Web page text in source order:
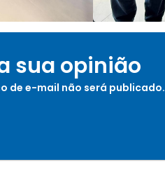
sua opinião
de e-mail não será publicado.